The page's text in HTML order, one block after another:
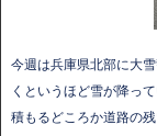
今週は兵庫県北部に大
くというほど雪が降って
積もるどころか道路の